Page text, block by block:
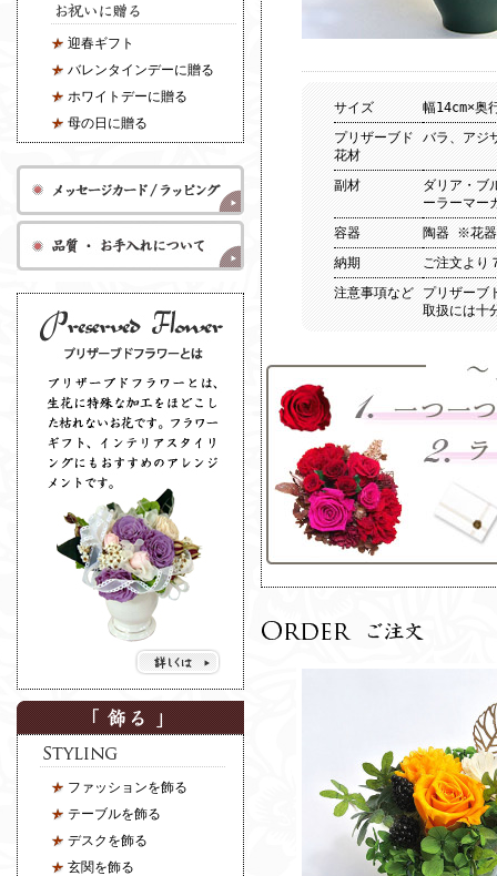
迎春ギフト
バレンタインデーに贈る
ホワイトデーに贈る
母の日に贈る
ファッションを飾る
テーブルを飾る
デスクを飾る
玄関を飾る
サイズ
幅14cm×奥
プリザーブド
花材
バラ、アジ
副材
ダリア・ブ
ーラーマー
容器
陶器 ※花器
納期
ご注文より
注意事項など
プリザーブ
取扱には十